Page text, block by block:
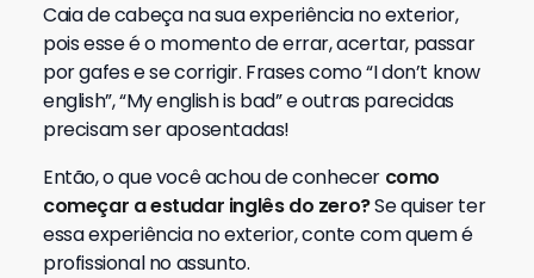
Caia de cabeça na sua experiência no exterior,
pois esse é o momento de errar, acertar, passar
por gafes e se corrigir. Frases como “I don’t know
english”, “My english is bad” e outras parecidas
precisam ser aposentadas!
Então, o que você achou de conhecer como
começar a estudar inglês do zero?Se quiser ter
essa experiência no exterior, conte com quem é
profissional no assunto.